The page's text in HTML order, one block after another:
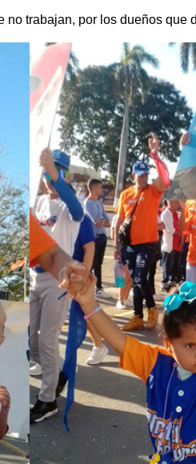
trabajan, por los dueños que